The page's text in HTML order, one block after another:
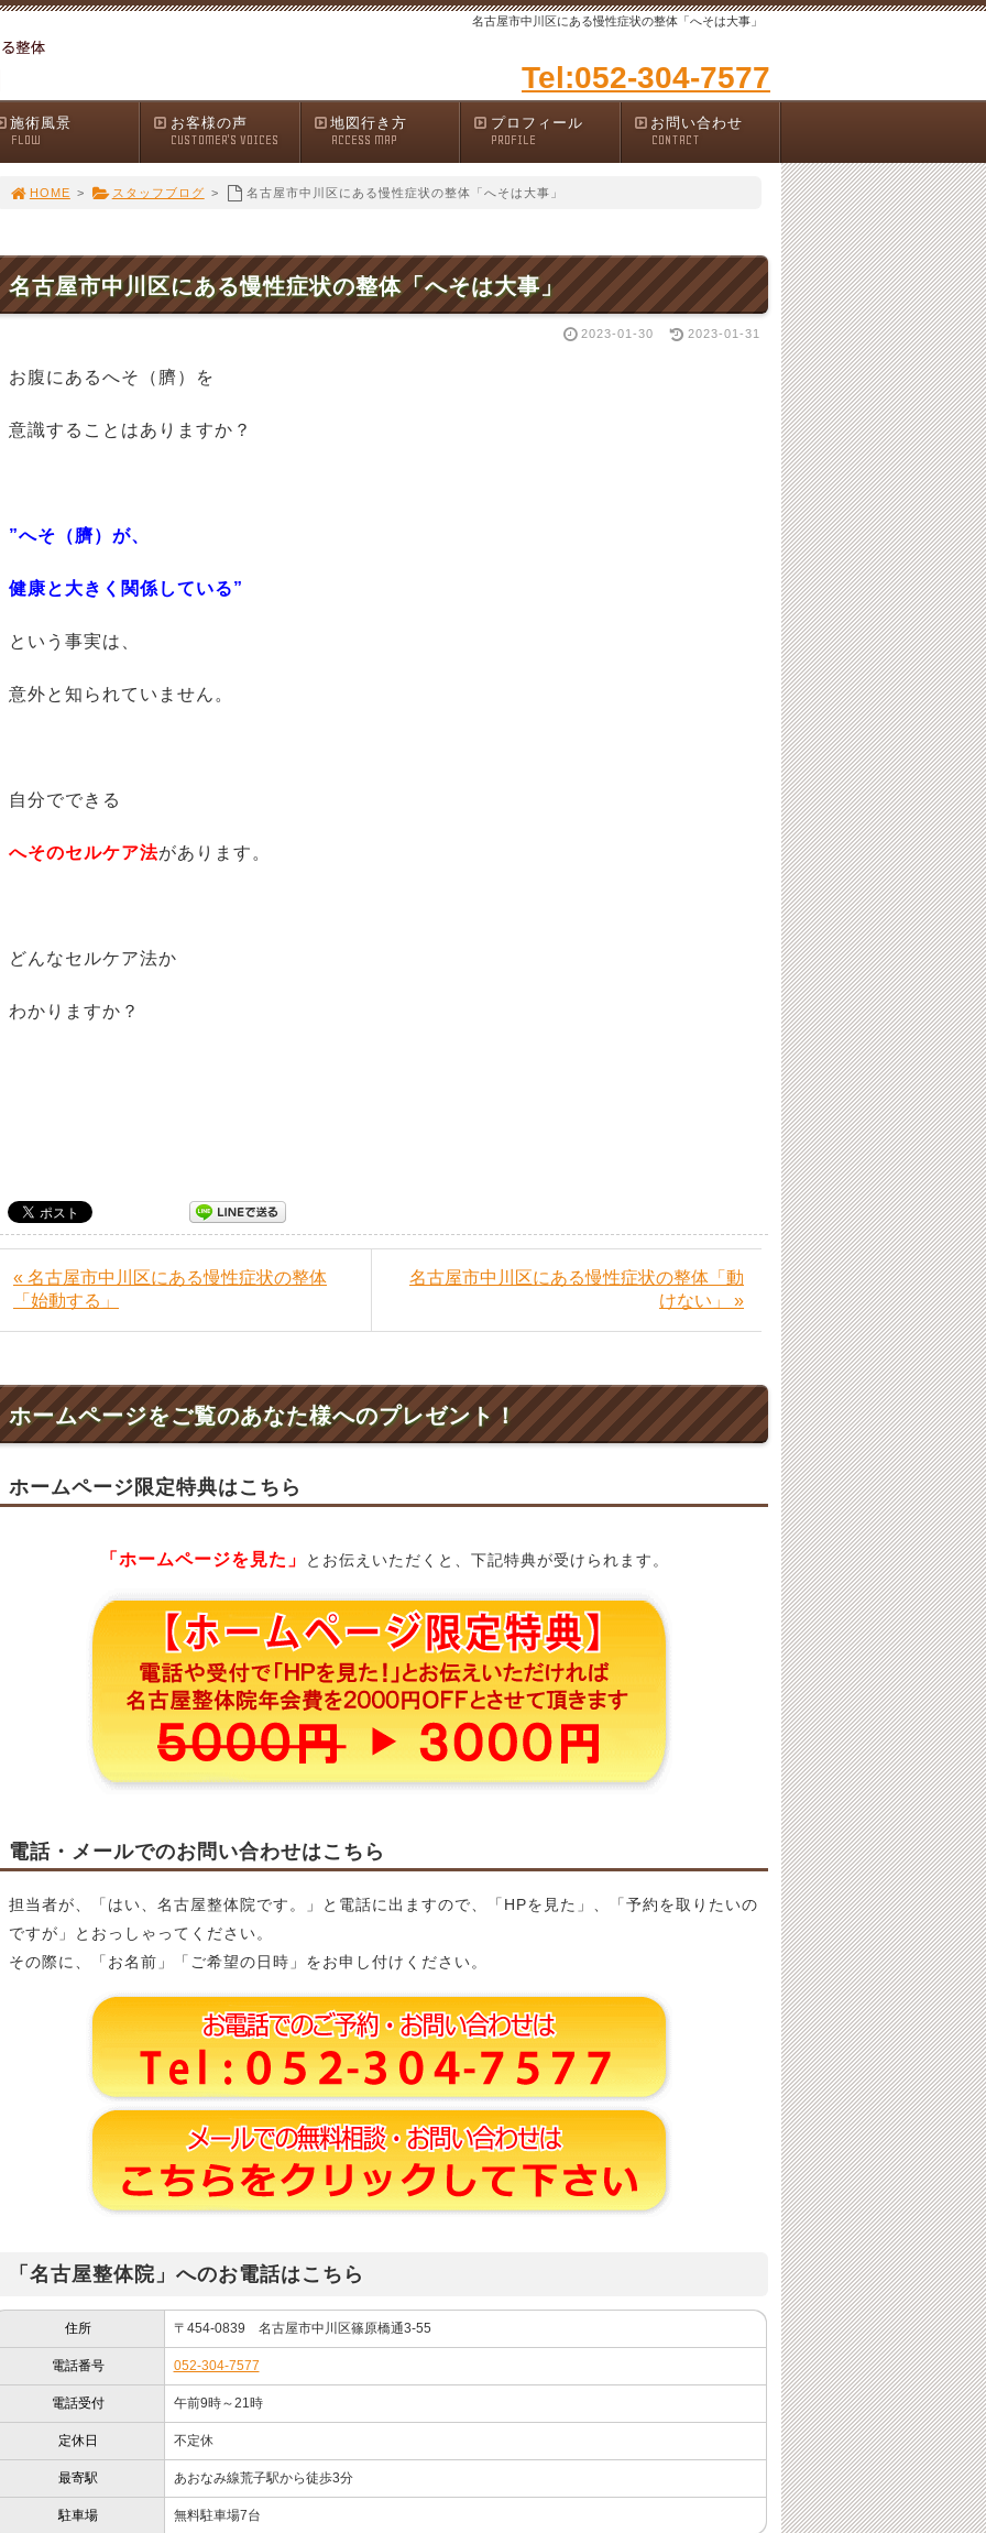
名古屋市中川区にある慢性症状の整体「へそは大事」
Tel:052-304-7577
施術風景
FLOW
お客様の声
CUSTOMER'S VOICES
地図行き方
ACCESS MAP
プロフィール
PROFILE
お問い合わせ
CONTACT
HOME > スタッフブログ > 名古屋市中川区にある慢性症状の整体「へそは大事」
名古屋市中川区にある慢性症状の整体「へそは大事」
2023-01-30 2023-01-31
お腹にあるへそ（臍）を
意識することはありますか？
”へそ（臍）が、
健康と大きく関係している”
という事実は、
意外と知られていません。
自分でできる
へそのセルケア法があります。
どんなセルケア法か
わかりますか？
« 名古屋市中川区にある慢性症状の整体
「始動する」
名古屋市中川区にある慢性症状の整体「動
けない」 »
ホームページをご覧のあなた様へのプレゼント！
ホームページ限定特典はこちら
「ホームページを見た」 とお伝えいただくと、下記特典が受けられます。
電話・メールでのお問い合わせはこちら
担当者が、「はい、名古屋整体院です。」と電話に出ますので、「HPを見た」、「予約を取りたいの
ですが」とおっしゃってください。
その際に、「お名前」「ご希望の日時」をお申し付けください。
「名古屋整体院」へのお電話はこちら
住所 〒454-0839 名古屋市中川区篠原橋通3-55
電話番号 052-304-7577
電話受付 午前9時～21時
定休日 不定休
最寄駅 あおなみ線荒子駅から徒歩3分
駐車場 無料駐車場7台